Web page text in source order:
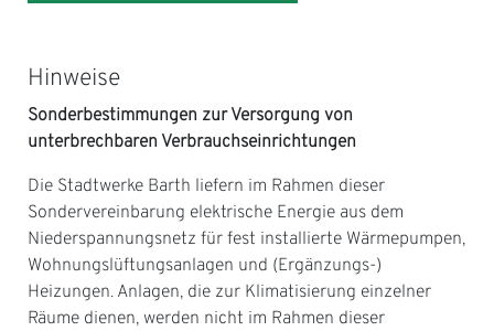
Hinweise
Sonderbestimmungen zur Versorgung von
unterbrechbaren Verbrauchseinrichtungen
Die Stadtwerke Barth liefern im Rahmen dieser
Sondervereinbarung elektrische Energie aus dem
Niederspannungsnetz für fest installierte Wärmepumpen,
Wohnungslüftungsanlagen und (Ergänzungs-)
Heizungen. Anlagen, die zur Klimatisierung einzelner
Räume dienen, werden nicht im Rahmen dieser